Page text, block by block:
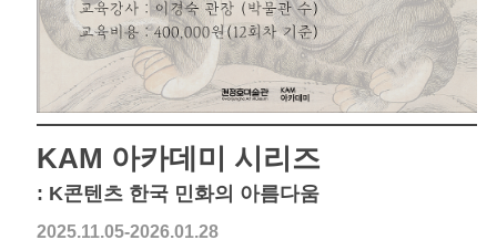
KAM 아카데미 시리즈
: K콘텐츠 한국 민화의 아름다움
2025.11.05-2026.01.28